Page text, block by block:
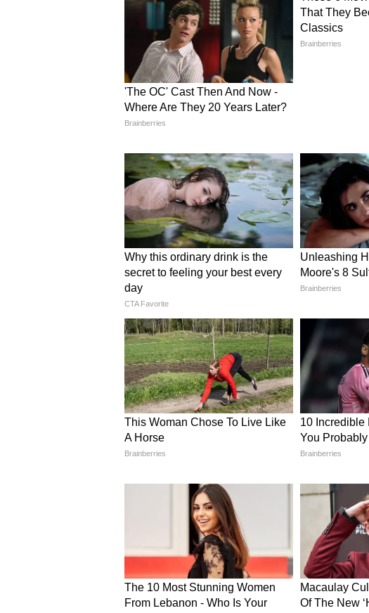
शुरुआती जांच में इसे लव सुसाइड (Love Suicide)
पूछताछ और मोबाइल रिकॉर्ड के बाद ही पूरे
यह भी पढ़ें:पढ़ाई को लेकर डांट पड़ी, फिर कमरे
लाश!
Disclaimer: आत्महत्या किसी समस्या का हल
को चोट पहुंचाने जैसे ख्याल आ रहे हैं तो आप फौरन
आसरा (मुंबई) 022-27546669, सुमैत्री
66202000, लाइफलाइन 033-64643267
9630899002, 7389366696, संजीवनी:
8008914416/14416, जीवन आधार: 1800-
के लिए हेल्पलाइन नंबर 14416 और 1800